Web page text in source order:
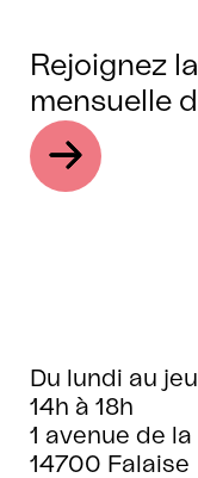
Rejoignez
mensuelle
Du lundi au
14h à 18h
1 avenue de
14700 Falaise